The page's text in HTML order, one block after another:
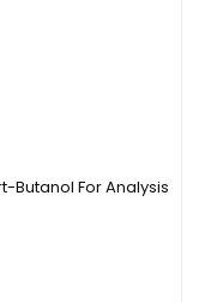
Butanol For Analysis